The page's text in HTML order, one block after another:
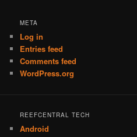
META
Log in
Entries feed
Comments feed
WordPress.org
REEFCENTRAL TECH
Android